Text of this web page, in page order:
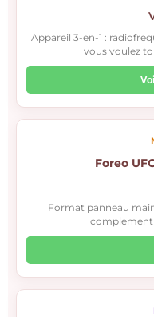
Appareil 3-en-1 :
vous voulez
Foreo
Format panneau
complement